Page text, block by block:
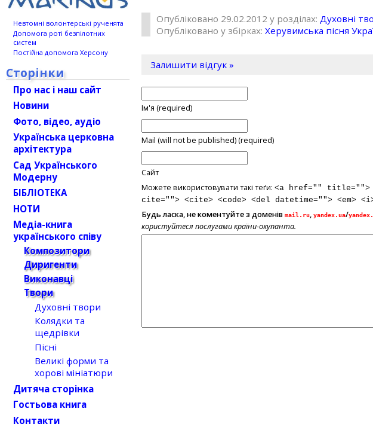
Опубліковано 29.02.2012 у розділах:Духовні
Опубліковано у збірках:Херувимська пісня
Залишити відгук »
Ім'я (required)
Mail (will not be published) (required)
Сайт
Можете використовувати такі теґи:<a href="" title="">
cite=""> <cite> <code> <del datetime=""> <em>
Будь ласка, не коментуйте з доменівmail.ru,yandex.ua/
користуйтеся послугами країни-окупанта.
Невтомні волонтерські рученята
Допомога роті безпілотних
систем
Постійна допомога Херсону
Сторінки
Про нас і наш сайт
Новини
Фото, відео, аудіо
Українська церковна
архітектура
Сад Українського
Модерну
БІБЛІОТЕКА
НОТИ
Медіа-книга
українського співу
Композитори
Диригенти
Виконавці
Твори
Духовні твори
Колядки та
щедрівки
Пісні
Великі форми та
хорові мініатюри
Дитяча сторінка
Гостьова книга
Контакти